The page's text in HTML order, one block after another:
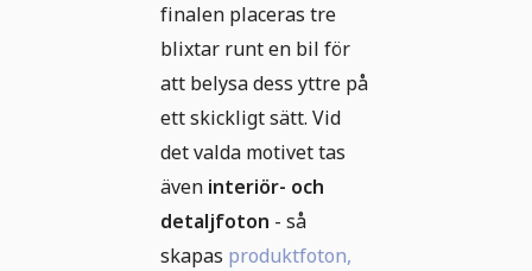
finalen placeras tre
blixtar runt en bil för
att belysa dess yttre på
ett skickligt sätt. Vid
det valda motivet tas
även interiör- och
detaljfoton - så
skapas produktfoton,